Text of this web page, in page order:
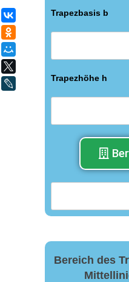
Trapezbasis b
Trapezhöhe h
Bereich des
ВКонтакте
Одноклассники
LiveJournal